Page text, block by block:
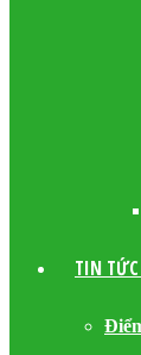
TIN